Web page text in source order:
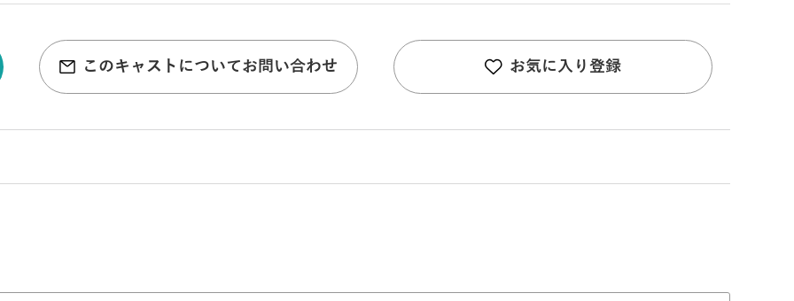
このキャストについてお問い合わせ お気に入り登録